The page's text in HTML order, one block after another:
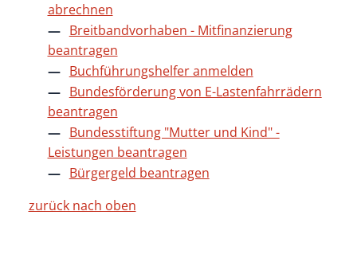
abrechnen
Breitbandvorhaben - Mitfinanzierung
beantragen
Buchführungshelfer anmelden
Bundesförderung von E-Lastenfahrrädern
beantragen
Bundesstiftung "Mutter und Kind" -
Leistungen beantragen
Bürgergeld beantragen
zurück nach oben